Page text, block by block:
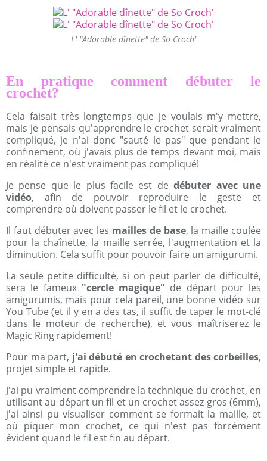
L' "Adorable dînette" de So Croch'
En pratique comment débuter le
crochet?
Cela faisait très longtemps que je voulais m'y mettre,
mais je pensais qu'apprendre le crochet serait vraiment
compliqué, je n'ai donc "sauté le pas" que pendant le
confinement, où j'avais plus de temps devant moi, mais
en réalité ce n'est vraiment pas compliqué!
Je pense que le plus facile est dedébuter avec une
vidéo, afin de pouvoir reproduire le geste et
comprendre où doivent passer le fil et le crochet.
Il faut débuter avec les mailles de base, la maille coulée
pour la chaînette, la maille serrée, l'augmentation et la
diminution. Cela suffit pour pouvoir faire un amigurumi.
La seule petite difficulté, si on peut parler de difficulté,
sera le fameux "cercle magique" de départ pour les
amigurumis, mais pour cela pareil, une bonne vidéo sur
You Tube (et il y en a des tas, il suffit de taper le mot-clé
dans le moteur de recherche), et vous maîtriserez le
Magic Ring rapidement!
Pour ma part, j'ai débuté en crochetant des corbeilles,
projet simple et rapide.
J'ai pu vraiment comprendre la technique du crochet, en
utilisant au départ un fil et un crochet assez gros (6mm),
j'ai ainsi pu visualiser comment se formait la maille, et
où piquer mon crochet, ce qui n'est pas forcément
évident quand le fil est fin au départ.